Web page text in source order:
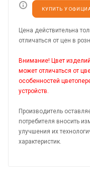
КУПИТЬ У
Цена действительна
отличаться от цен в
Внимание! Цвет
может отличаться от
особенностей
устройств.
Производитель
потребителя вносить
улучшения их
характеристик.